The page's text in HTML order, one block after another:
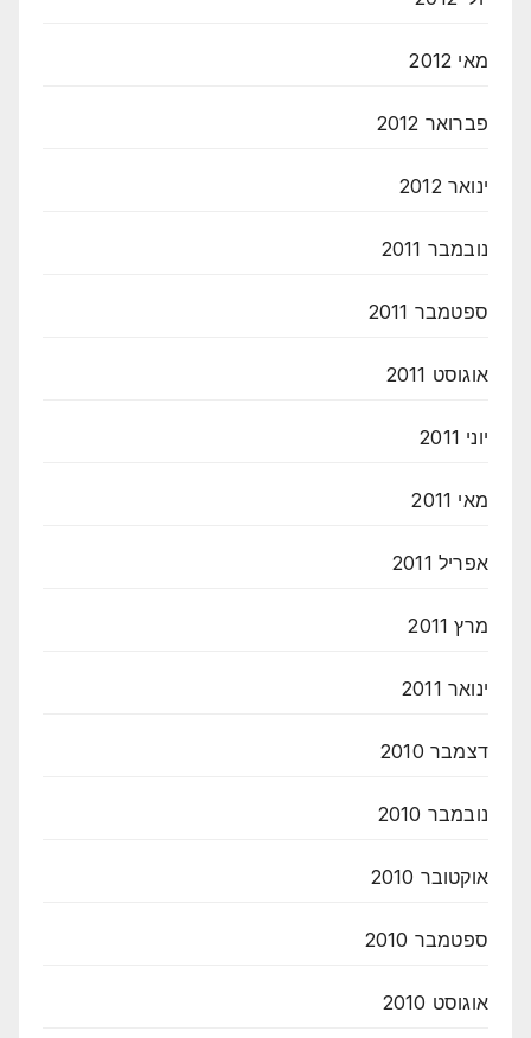
מאי 2012
פברואר 2012
ינואר 2012
נובמבר 2011
ספטמבר 2011
אוגוסט 2011
יוני 2011
מאי 2011
אפריל 2011
מרץ 2011
ינואר 2011
דצמבר 2010
נובמבר 2010
אוקטובר 2010
ספטמבר 2010
אוגוסט 2010